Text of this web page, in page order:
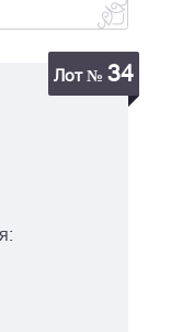
Лот № 34